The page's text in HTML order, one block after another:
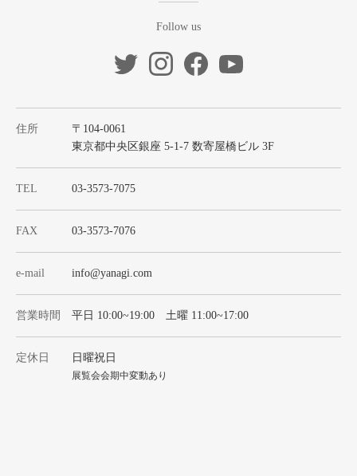
Follow us
住所
〒104-0061
東京都中央区銀座 5-1-7 数寄屋橋ビル 3F
TEL 03-3573-7075
FAX 03-3573-7076
e-mail info@yanagi.com
営業時間 平日 10:00~19:00 土曜 11:00~17:00
定休日 日曜祝日
展覧会会期中変動あり